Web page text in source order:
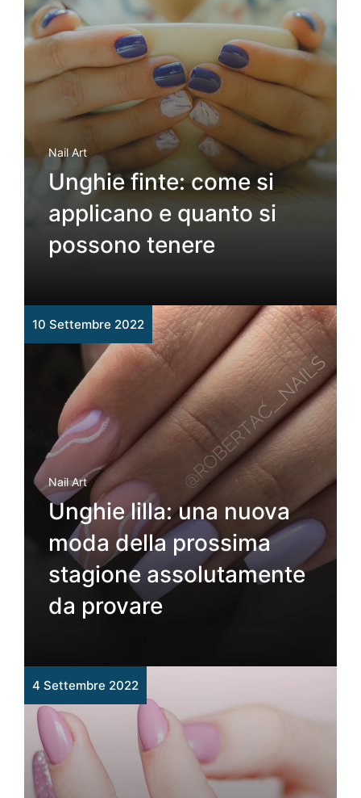
Nail Art
Unghie finte: come si
applicano e quanto si
possono tenere
10 Settembre 2022
Nail Art
Unghie lilla: una nuova
moda della prossima
stagione assolutamente
da provare
4 Settembre 2022